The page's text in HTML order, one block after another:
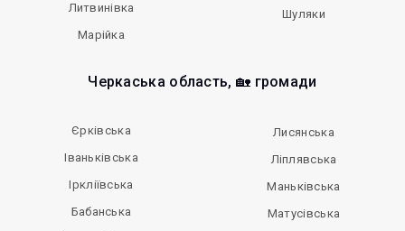
Литвинівка
Марійка
Шуляки
Черкаська область, 🏡 громади
Єрківська
Іваньківська
Іркліївська
Бабанська
Лисянська
Ліплявська
Маньківська
Матусівська